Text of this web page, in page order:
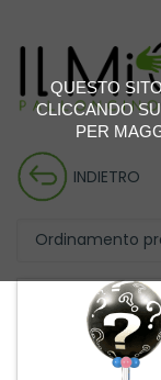
INDIETRO
QUESTO
CLICCANDO
PER